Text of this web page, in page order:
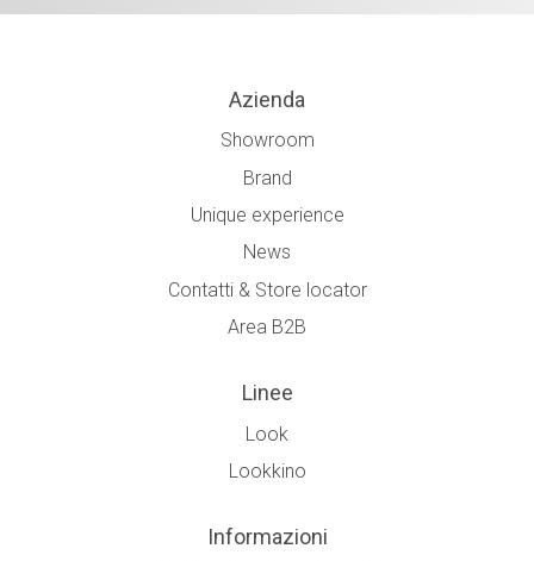
Azienda
Showroom
Brand
Unique experience
News
Contatti & Store locator
Area B2B
Linee
Look
Lookkino
Informazioni